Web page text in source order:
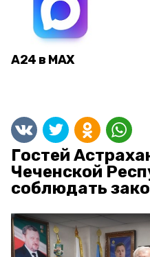
А24 в MAX
Гостей
Чеченской
соблюдать